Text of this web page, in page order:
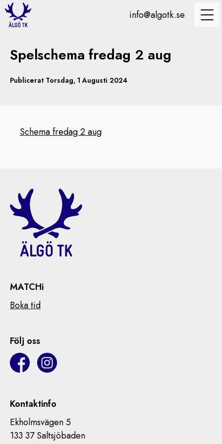
info@algotk.se
Spelschema fredag 2 aug
Publicerat Torsdag, 1 Augusti 2024
Schema fredag 2 aug
MATCHi
Boka tid
Följ oss
Kontaktinfo
Ekholmsvägen 5
133 37 Saltsjöbaden